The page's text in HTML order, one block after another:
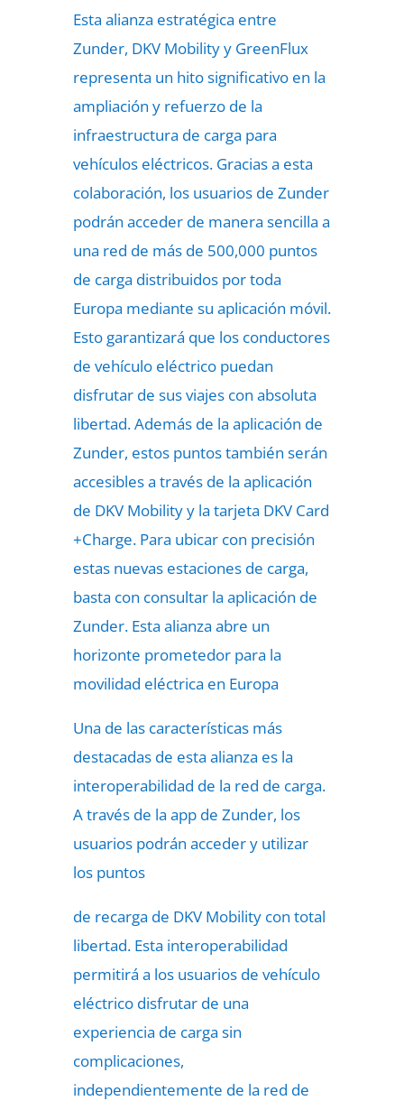
Esta alianza estratégica entre
Zunder, DKV Mobility y GreenFlux
representa un hito significativo en la
ampliación y refuerzo de la
infraestructura de carga para
vehículos eléctricos. Gracias a esta
colaboración, los usuarios de Zunder
podrán acceder de manera sencilla a
una red de más de 500,000 puntos
de carga distribuidos por toda
Europa mediante su aplicación móvil.
Esto garantizará que los conductores
de vehículo eléctrico puedan
disfrutar de sus viajes con absoluta
libertad. Además de la aplicación de
Zunder, estos puntos también serán
accesibles a través de la aplicación
de DKV Mobility y la tarjeta DKV Card
+Charge. Para ubicar con precisión
estas nuevas estaciones de carga,
basta con consultar la aplicación de
Zunder. Esta alianza abre un
horizonte prometedor para la
movilidad eléctrica en Europa
Una de las características más
destacadas de esta alianza es la
interoperabilidad de la red de carga.
A través de la app de Zunder, los
usuarios podrán acceder y utilizar
los puntos
de recarga de DKV Mobility con total
libertad. Esta interoperabilidad
permitirá a los usuarios de vehículo
eléctrico disfrutar de una
experiencia de carga sin
complicaciones,
independientemente de la red de